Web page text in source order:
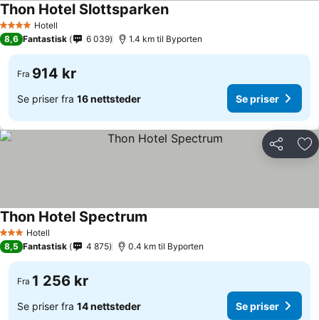
4 StjernerHotell
Thon Hotel Slottsparken
8,6 Fantastisk 6 039 1.4 km til Byporten
Fra 914 kr
Se priser fra 16 nettsteder Se priser
Del
3 StjernerHotell
Thon Hotel Spectrum
8,5 Fantastisk 4 875 0.4 km til Byporten
Fra 1 256 kr
Se priser fra 14 nettsteder Se priser